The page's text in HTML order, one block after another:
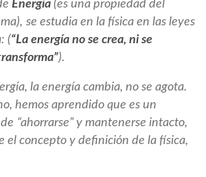
Energía (es una propiedad del
se estudia en la física en las leyes
(“La energía no se crea, ni se
).
la energía cambia, no se agota.
hemos aprendido que es un
“ahorrarse” y mantenerse intacto,
el concepto y definición de la física,